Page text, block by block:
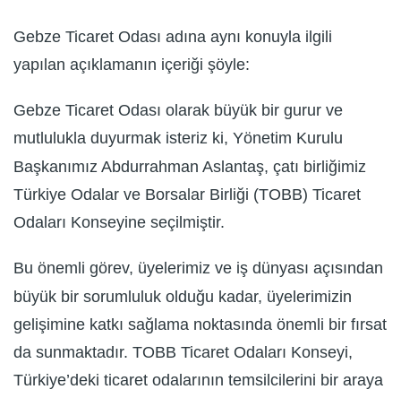
Gebze Ticaret Odası adına aynı konuyla ilgili
yapılan açıklamanın içeriği şöyle:
Gebze Ticaret Odası olarak büyük bir gurur ve
mutlulukla duyurmak isteriz ki, Yönetim Kurulu
Başkanımız Abdurrahman Aslantaş, çatı birliğimiz
Türkiye Odalar ve Borsalar Birliği (TOBB) Ticaret
Odaları Konseyine seçilmiştir.
Bu önemli görev, üyelerimiz ve iş dünyası açısından
büyük bir sorumluluk olduğu kadar, üyelerimizin
gelişimine katkı sağlama noktasında önemli bir fırsat
da sunmaktadır. TOBB Ticaret Odaları Konseyi,
Türkiye’deki ticaret odalarının temsilcilerini bir araya